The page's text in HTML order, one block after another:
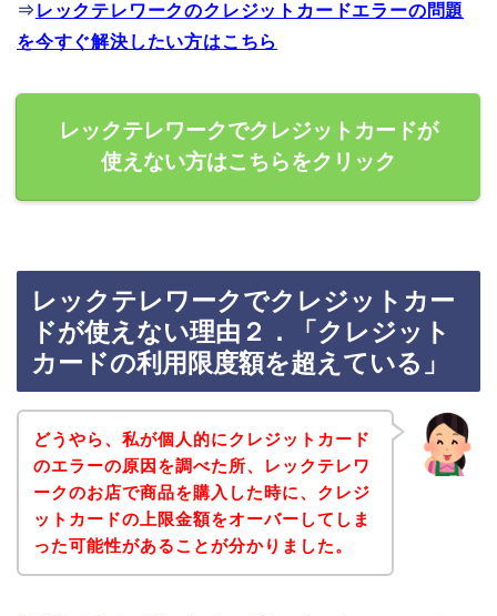
⇒ レックテレワークのクレジットカードエラーの問題
を今すぐ解決したい方はこちら
レックテレワークでクレジットカードが
使えない方はこちらをクリック
レックテレワークでクレジットカー
ドが使えない理由２．「クレジット
カードの利用限度額を超えている」
どうやら、私が個人的にクレジットカード
のエラーの原因を調べた所、レックテレワ
ークのお店で商品を購入した時に、クレジ
ットカードの上限金額をオーバーしてしま
った可能性があることが分かりました。